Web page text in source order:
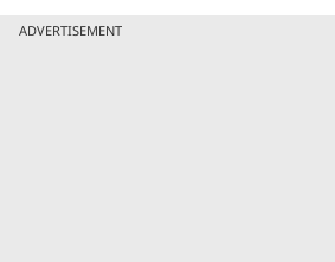
ADVERTISEMENT